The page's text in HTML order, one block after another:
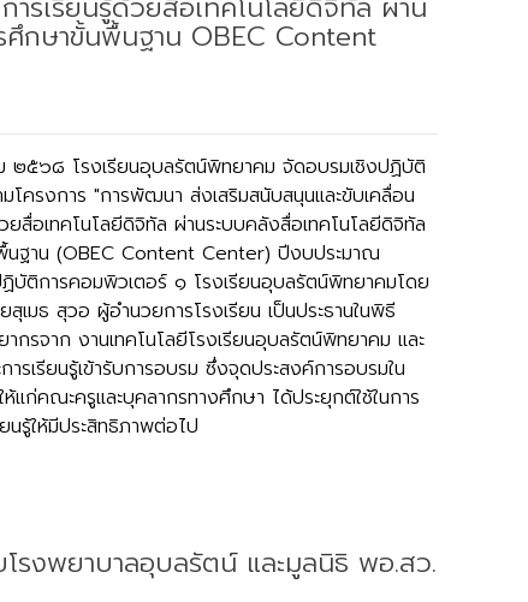
ศึกษาขั้นพื้นฐาน OBEC Content
๒๕๖๘ โรงเรียนอุบลรัตน์พิทยาคม จัดอบรมเชิงปฏิบัติ
โครงการ "การพัฒนา ส่งเสริมสนับสนุนและขับเคลื่อน
ยสื่อเทคโนโลยีดิจิทัล ผ่านระบบคลังสื่อเทคโนโลยีดิจิทัล
นฐาน (OBEC Content Center) ปีงบประมาณ
การคอมพิวเตอร์ ๑ โรงเรียนอุบลรัตน์พิทยาคมโดย
สุเมธ สุวอ ผู้อำนวยการโรงเรียน เป็นประธานในพิธี
รจาก งานเทคโนโลยีโรงเรียนอุบลรัตน์พิทยาคม และ
ารเรียนรู้เข้ารับการอบรม ซึ่งจุดประสงค์การอบรมใน
แก่คณะครูและบุคลากรทางศึกษา ได้ประยุกต์ใช้ในการ
นรู้ให้มีประสิทธิภาพต่อไป
รงพยาบาลอุบลรัตน์ และมูลนิธิ พอ.สว.